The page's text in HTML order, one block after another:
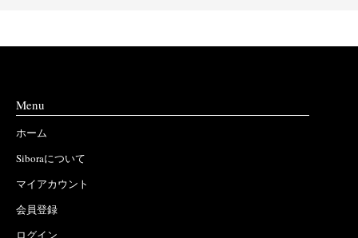
Menu
ホーム
Siboraについて
マイアカウント
会員登録
ログイン